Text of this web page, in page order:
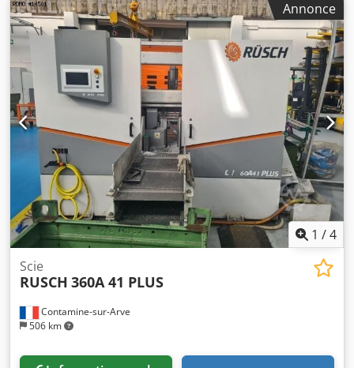
env. / m
Annonce
1 /4
Contamine-sur-Arve
506 km
Scie
RUSCH 360A 41 PLUS